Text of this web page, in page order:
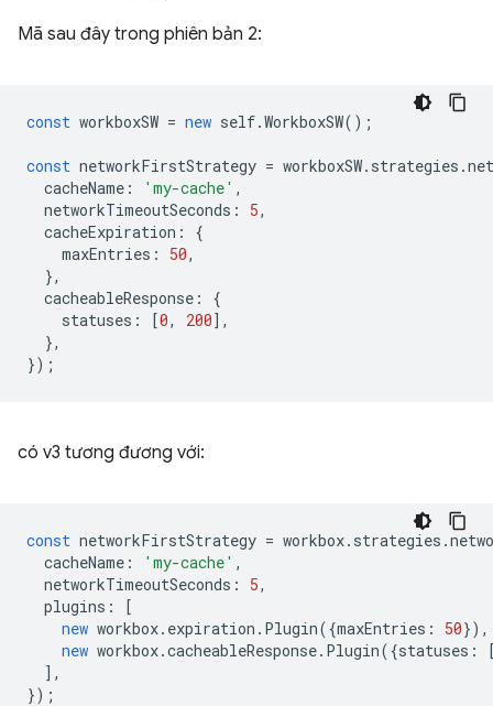
Mã sau đây trong phiên bản 2:
const workboxSW = new self.WorkboxSW();
const networkFirstStrategy = workboxSW. strategies .
cacheName : 'my-cache' ,
networkTimeoutSeconds : 5,
cacheExpiration :
{
maxEntries : 50,
},
cacheableResponse :
{
statuses : [0, 200],
},
});
có v3 tương đương với:
const networkFirstStrategy = workbox. strategies .
cacheName : 'my-cache' ,
networkTimeoutSeconds : 5,
plugins :
[
new workbox. expiration . Plugin({maxEntries : 50}),
new workbox.cacheableResponse. Plugin({statuses :
],
});